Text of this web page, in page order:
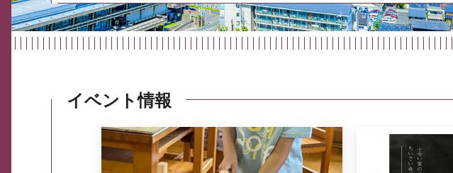
イベント情報